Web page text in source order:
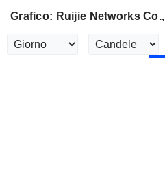
Grafico: Ruijie Networks